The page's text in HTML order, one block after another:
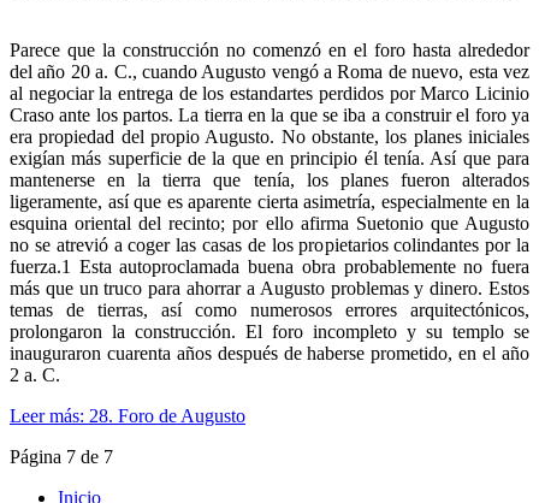
Parece que la construcción no comenzó en el foro hasta alrededor
del año 20 a. C., cuando Augusto vengó a Roma de nuevo, esta vez
al negociar la entrega de los estandartes perdidos por Marco Licinio
Craso ante los partos. La tierra en la que se iba a construir el foro ya
era propiedad del propio Augusto. No obstante, los planes iniciales
exigían más superficie de la que en principio él tenía. Así que para
mantenerse en la tierra que tenía, los planes fueron alterados
ligeramente, así que es aparente cierta asimetría, especialmente en la
esquina oriental del recinto; por ello afirma Suetonio que Augusto
no se atrevió a coger las casas de los propietarios colindantes por la
fuerza.1 Esta autoproclamada buena obra probablemente no fuera
más que un truco para ahorrar a Augusto problemas y dinero. Estos
temas de tierras, así como numerosos errores arquitectónicos,
prolongaron la construcción. El foro incompleto y su templo se
inauguraron cuarenta años después de haberse prometido, en el año
2 a. C.
Leer más: 28. Foro de Augusto
Página 7 de 7
Inicio